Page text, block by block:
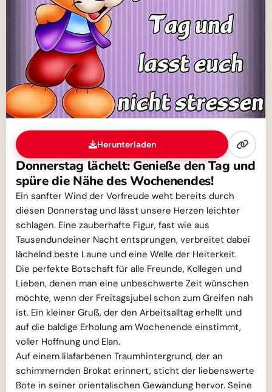
Herunterladen
Donnerstag lächelt: Genieße den Tag und
spüre die Nähe des Wochenendes!
Ein sanfter Wind der Vorfreude weht bereits durch
diesen Donnerstag und lässt unsere Herzen leichter
schlagen. Eine zauberhafte Figur, fast wie aus
Tausendundeiner Nacht entsprungen, verbreitet dabei
lächelnd beste Laune und eine Welle der Heiterkeit.
Die perfekte Botschaft für alle Freunde, Kollegen und
Lieben, denen man eine unbeschwerte Zeit wünschen
möchte, wenn der Freitagsjubel schon zum Greifen nah
ist. Ein kleiner Gruß, der den Arbeitsalltag erhellt und
auf die baldige Erholung am Wochenende einstimmt,
voller Hoffnung und Elan.
Auf einem lilafarbenen Traumhintergrund, der an
schimmernden Brokat erinnert, sticht der liebenswerte
Bote in seiner orientalischen Gewandung hervor. Seine